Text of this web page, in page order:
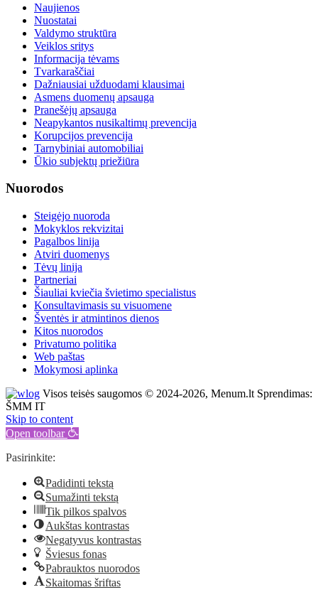
Naujienos
Nuostatai
Valdymo struktūra
Veiklos sritys
Informacija tėvams
Tvarkaraščiai
Dažniausiai užduodami klausimai
Asmens duomenų apsauga
Pranešėjų apsauga
Neapykantos nusikaltimų prevencija
Korupcijos prevencija
Tarnybiniai automobiliai
Ūkio subjektų priežiūra
Nuorodos
Steigėjo nuoroda
Mokyklos rekvizitai
Pagalbos linija
Atviri duomenys
Tėvų linija
Partneriai
Šiauliai kviečia švietimo specialistus
Konsultavimasis su visuomene
Šventės ir atmintinos dienos
Kitos nuorodos
Privatumo politika
Web paštas
Mokymosi aplinka
Visos teisės saugomos © 2024-2026, Menum.lt Sprendimas:
ŠMM IT
Skip to content
Open toolbar
Pasirinkite:
Padidinti tekstą
Sumažinti tekstą
Tik pilkos spalvos
Aukštas kontrastas
Negatyvus kontrastas
Šviesus fonas
Pabrauktos nuorodos
Skaitomas šriftas